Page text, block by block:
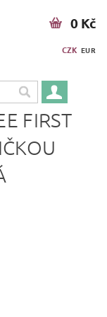
CZK EUR
0 Kč
FIRST